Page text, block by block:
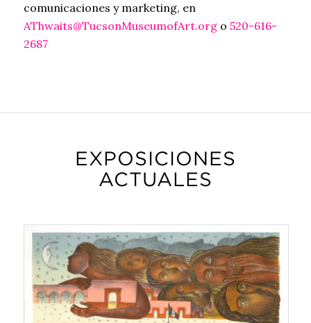
comunicaciones y marketing, en
AThwaits@TucsonMuseumofArt.orgo 520-616-
2687
EXPOSICIONES
ACTUALES